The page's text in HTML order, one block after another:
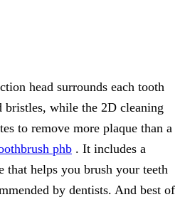
head surrounds each tooth
bristles, while the 2D cleaning
to remove more plaque than a
phb . It includes a
that helps you brush your teeth
by dentists. And best of